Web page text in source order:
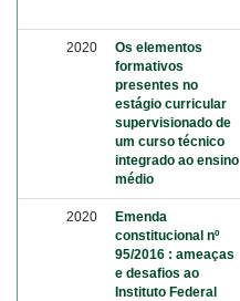
2020
Os elementos
formativos
presentes no
estágio curricular
supervisionado de
um curso técnico
integrado ao ensino
médio
2020
Emenda
constitucional nº
95/2016 : ameaças
e desafios ao
Instituto Federal